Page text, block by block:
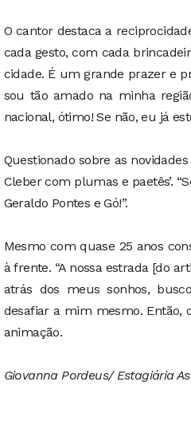
O cantor destaca a
cada gesto, com cada
cidade. É um grande prazer e
sou tão amado na minha
nacional, ótimo! Se não, eu já
Questionado sobre as
Cleber com plumas e paetês’.
Geraldo Pontes e Gó!”.
Mesmo com quase 25 anos
à frente. “A nossa estrada [do
atrás dos meus sonhos,
desafiar a mim mesmo. Então,
animação.
Giovanna Pordeus/ Estagiária